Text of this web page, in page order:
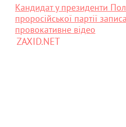
Кандидат у президенти
проросійської партії
провокативне відео
ZAXID.NET